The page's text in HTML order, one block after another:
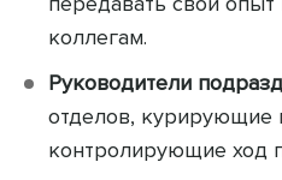
коллегам.
Руководители
отделов, курирующие
контролирующие ход